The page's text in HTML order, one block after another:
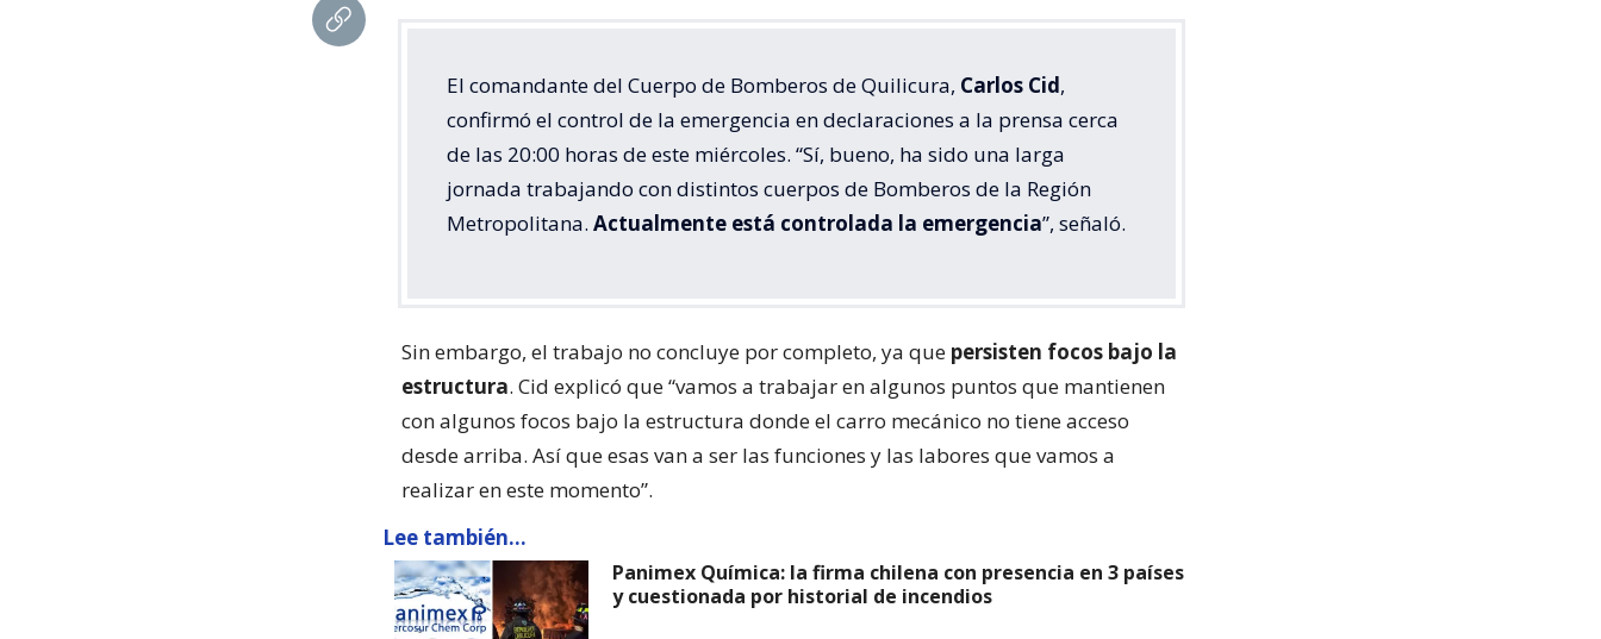
El comandante del Cuerpo de Bomberos de Quilicura, Carlos Cid,
confirmó el control de la emergencia en declaraciones a la prensa cerca
de las 20:00 horas de este miércoles. “Sí, bueno, ha sido una larga
jornada trabajando con distintos cuerpos de Bomberos de la Región
Metropolitana. Actualmente está controlada la emergencia”, señaló.
Sin embargo, el trabajo no concluye por completo, ya que persisten focos bajo la
estructura. Cid explicó que “vamos a trabajar en algunos puntos que mantienen
con algunos focos bajo la estructura donde el carro mecánico no tiene acceso
desde arriba. Así que esas van a ser las funciones y las labores que vamos a
realizar en este momento”.
Lee también...
Panimex Química: la firma chilena con presencia en 3 países
y cuestionada por historial de incendios